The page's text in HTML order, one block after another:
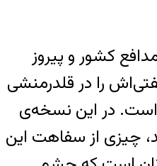
کشور و پیروز
را در قلدرمنشی
است. در این نسخه‌ی
چیزی از سفاهت این